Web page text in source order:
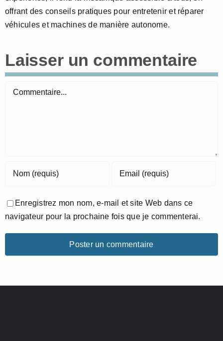
offrant des conseils pratiques pour entretenir et réparer
véhicules et machines de manière autonome.
Laisser un commentaire
Commentaire
Enregistrez mon nom, e-mail et site Web dans ce
navigateur pour la prochaine fois que je commenterai.